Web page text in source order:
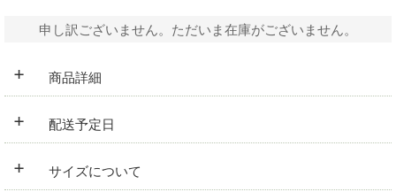
申し訳ございません。ただいま在庫がございません。
+ 商品詳細
+ 配送予定日
+ サイズについて